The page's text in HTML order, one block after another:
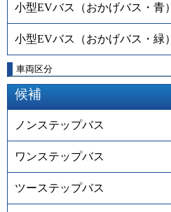
小型EVバス（おかげバス・青）
小型EVバス（おかげバス・緑）
車両区分
候補
ノンステップバス
ワンステップバス
ツーステップバス